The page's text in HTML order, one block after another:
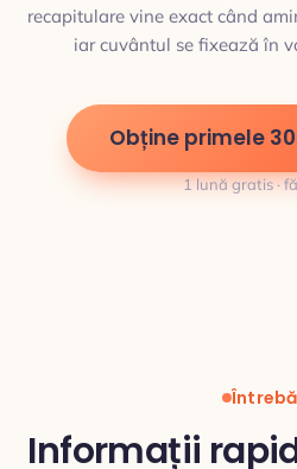
recapitulare vine exact când
iar cuvântul se fixează în
Obține primele
1 lună gratis ·
Informații